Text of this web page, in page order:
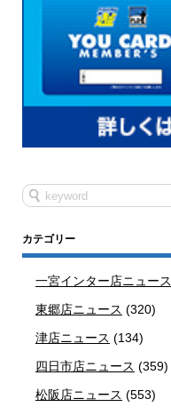
カテゴリー
一宮インター店ニュース
東郷店ニュース (320)
津店ニュース (134)
四日市店ニュース (359)
松阪店ニュース (553)